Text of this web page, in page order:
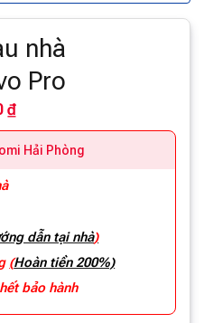
nhà
Pro
₫
Hải Phòng
dẫn tại nhà)
(Hoàn tiền 200%)
bảo hành